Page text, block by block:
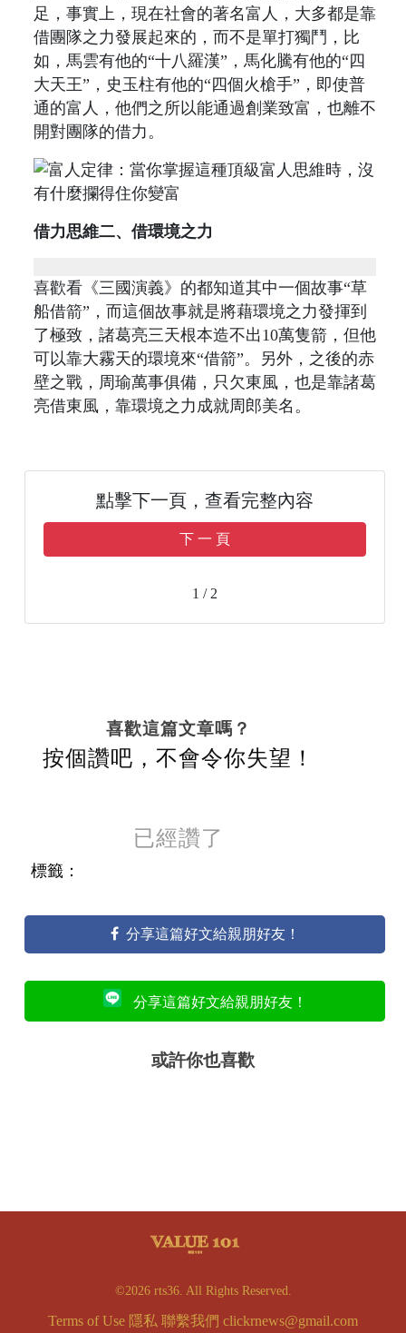
足，事實上，現在社會的著名富人，大多都是靠
借團隊之力發展起來的，而不是單打獨鬥，比
如，馬雲有他的“十八羅漢”，馬化騰有他的“四
大天王”，史玉柱有他的“四個火槍手”，即使普
通的富人，他們之所以能通過創業致富，也離不
開對團隊的借力。
借力思維二、借環境之力
喜歡看《三國演義》的都知道其中一個故事“草
船借箭”，而這個故事就是將藉環境之力發揮到
了極致，諸葛亮三天根本造不出10萬隻箭，但他
可以靠大霧天的環境來“借箭”。另外，之後的赤
壁之戰，周瑜萬事俱備，只欠東風，也是靠諸葛
亮借東風，靠環境之力成就周郎美名。
點擊下一頁，查看完整內容
下 一 頁
1 / 2
喜歡這篇文章嗎？
按個讚吧，不會令你失望！
已經讚了
標籤：
分享這篇好文給親朋好友！
分享這篇好文給親朋好友！
或許你也喜歡
©2026 rts36. All Rights Reserved.
Terms of Use 隱私 聯繫我們 clickrnews@gmail.com